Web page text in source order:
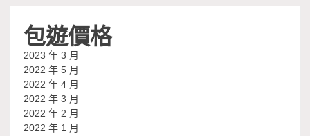
包遊價格
2023 年 3 月
2022 年 5 月
2022 年 4 月
2022 年 3 月
2022 年 2 月
2022 年 1 月